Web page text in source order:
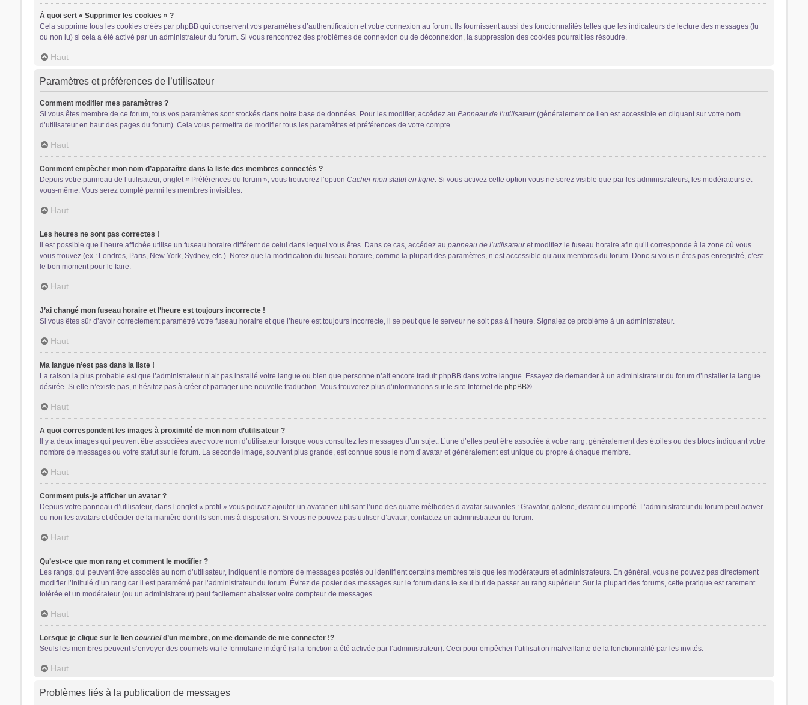
À quoi sert « Supprimer les cookies » ?
Cela supprime tous les cookies créés par phpBB qui conservent vos paramètres d’authentification et votre connexion au forum. Ils fournissent aussi des fonctionnalités telles que les indicateurs de lecture des messages (lu
ou non lu) si cela a été activé par un administrateur du forum. Si vous rencontrez des problèmes de connexion ou de déconnexion, la suppression des cookies pourrait les résoudre.
Haut
Paramètres et préférences de l’utilisateur
Comment modifier mes paramètres ?
Si vous êtes membre de ce forum, tous vos paramètres sont stockés dans notre base de données. Pour les modifier, accédez au Panneau de l’utilisateur(généralement ce lien est accessible en cliquant sur votre nom
d’utilisateur en haut des pages du forum). Cela vous permettra de modifier tous les paramètres et préférences de votre compte.
Haut
Comment empêcher mon nom d’apparaître dans la liste des membres connectés ?
Depuis votre panneau de l’utilisateur, onglet « Préférences du forum », vous trouverez l’option Cacher mon statut en ligne. Si vous activez cette option vous ne serez visible que par les administrateurs, les modérateurs et
vous-même. Vous serez compté parmi les membres invisibles.
Haut
Les heures ne sont pas correctes !
Il est possible que l’heure affichée utilise un fuseau horaire différent de celui dans lequel vous êtes. Dans ce cas, accédez au panneau de l’utilisateuret modifiez le fuseau horaire afin qu’il corresponde à la zone où vous
vous trouvez (ex : Londres, Paris, New York, Sydney, etc.). Notez que la modification du fuseau horaire, comme la plupart des paramètres, n’est accessible qu’aux membres du forum. Donc si vous n’êtes pas enregistré, c’est
le bon moment pour le faire.
Haut
J’ai changé mon fuseau horaire et l’heure est toujours incorrecte !
Si vous êtes sûr d’avoir correctement paramétré votre fuseau horaire et que l’heure est toujours incorrecte, il se peut que le serveur ne soit pas à l’heure. Signalez ce problème à un administrateur.
Haut
Ma langue n’est pas dans la liste !
La raison la plus probable est que l’administrateur n’ait pas installé votre langue ou bien que personne n’ait encore traduit phpBB dans votre langue. Essayez de demander à un administrateur du forum d’installer la langue
désirée. Si elle n’existe pas, n’hésitez pas à créer et partager une nouvelle traduction. Vous trouverez plus d’informations sur le site Internet de phpBB®.
Haut
A quoi correspondent les images à proximité de mon nom d’utilisateur ?
Il y a deux images qui peuvent être associées avec votre nom d’utilisateur lorsque vous consultez les messages d’un sujet. L’une d’elles peut être associée à votre rang, généralement des étoiles ou des blocs indiquant votre
nombre de messages ou votre statut sur le forum. La seconde image, souvent plus grande, est connue sous le nom d’avatar et généralement est unique ou propre à chaque membre.
Haut
Comment puis-je afficher un avatar ?
Depuis votre panneau d’utilisateur, dans l’onglet « profil » vous pouvez ajouter un avatar en utilisant l’une des quatre méthodes d’avatar suivantes : Gravatar, galerie, distant ou importé. L’administrateur du forum peut activer
ou non les avatars et décider de la manière dont ils sont mis à disposition. Si vous ne pouvez pas utiliser d’avatar, contactez un administrateur du forum.
Haut
Qu’est-ce que mon rang et comment le modifier ?
Les rangs, qui peuvent être associés au nom d’utilisateur, indiquent le nombre de messages postés ou identifient certains membres tels que les modérateurs et administrateurs. En général, vous ne pouvez pas directement
modifier l’intitulé d’un rang car il est paramétré par l’administrateur du forum. Évitez de poster des messages sur le forum dans le seul but de passer au rang supérieur. Sur la plupart des forums, cette pratique est rarement
tolérée et un modérateur (ou un administrateur) peut facilement abaisser votre compteur de messages.
Haut
Lorsque je clique sur le lien courrield’un membre, on me demande de me connecter !?
Seuls les membres peuvent s’envoyer des courriels via le formulaire intégré (si la fonction a été activée par l’administrateur). Ceci pour empêcher l’utilisation malveillante de la fonctionnalité par les invités.
Haut
Problèmes liés à la publication de messages